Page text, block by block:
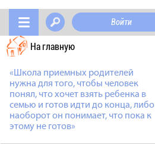
Войти
На главную
«Школа приемных родителей
нужна для того, чтобы человек
понял, что хочет взять ребенка в
семью и готов идти до конца, либо
наоборот он понимает, что пока к
этому не готов»